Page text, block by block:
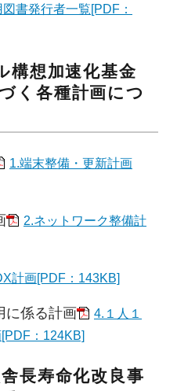
書発行者一覧[PDF：
構想加速化基金
く各種計画につ
1.端末整備・更新計画
2.ネットワーク整備計
計画[PDF：143KB]
に係る計画
4.１人１
：124KB]
長寿命化改良事